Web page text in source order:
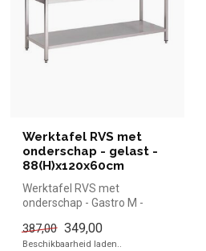
Werktafel RVS met
onderschap - gelast -
88(H)x120x60cm
Werktafel RVS met
onderschap - Gastro M -
simpel en sne...
387,00 349,00
Beschikbaarheid laden..